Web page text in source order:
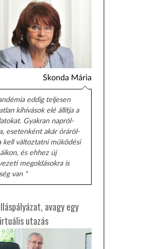
Skonda Mária
eddig teljesen
kihívások elé állítja a
Gyakran napról-
esetenként akár óráról-
kell változtatni működési
és ehhez új
megoldásokra is
van "
avagy egy
utazás